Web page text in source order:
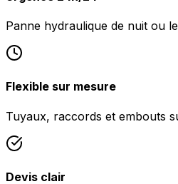
Panne hydraulique de nuit ou
Flexible sur mesure
Tuyaux, raccords et embouts
Devis clair